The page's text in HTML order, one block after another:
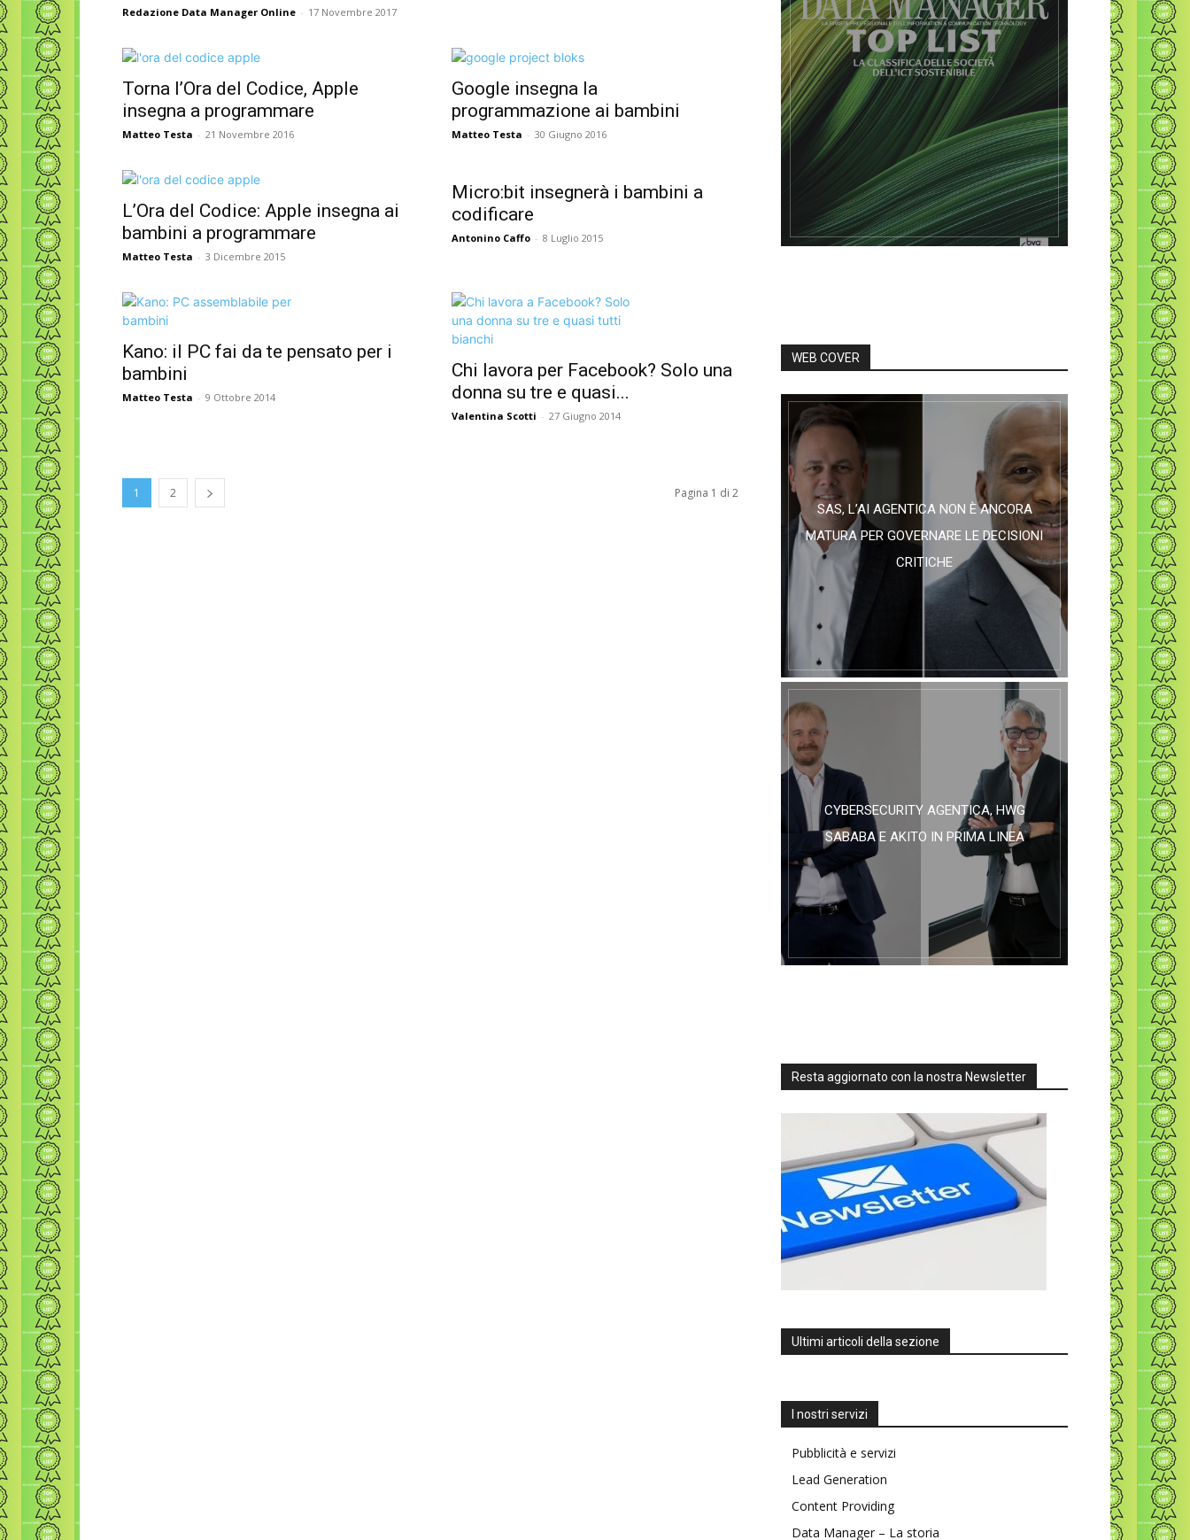
Redazione Data Manager Online - 17 Novembre 2017
Torna l’Ora del Codice, Apple
insegna a programmare
Matteo Testa - 21 Novembre 2016
Google insegna la
programmazione ai bambini
Matteo Testa - 30 Giugno 2016
L’Ora del Codice: Apple insegna ai
bambini a programmare
Matteo Testa - 3 Dicembre 2015
Micro:bit insegnerà i bambini a
codificare
Antonino Caffo - 8 Luglio 2015
Kano: il PC fai da te pensato per i
bambini
Matteo Testa - 9 Ottobre 2014
Chi lavora per Facebook? Solo una
donna su tre e quasi...
Valentina Scotti - 27 Giugno 2014
1 2 Pagina 1 di 2
WEB COVER
SAS, L’AI AGENTICA NON È ANCORA
MATURA PER GOVERNARE LE DECISIONI
CRITICHE
CYBERSECURITY AGENTICA, HWG
SABABA E AKITO IN PRIMA LINEA
Resta aggiornato con la nostra Newsletter
Ultimi articoli della sezione
I nostri servizi
Pubblicità e servizi
Lead Generation
Content Providing
Data Manager – La storia